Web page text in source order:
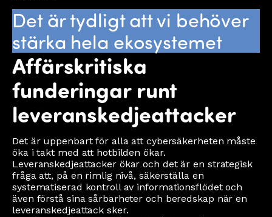
Det är tydligt att vi behöver
stärka hela ekosystemet
Affärskritiska
funderingar runt
leveranskedjeattacker
Det är uppenbart för alla att cybersäkerheten måste
öka i takt med att hotbilden ökar.
Leveranskedjeattacker ökar och det är en strategisk
fråga att, på en rimlig nivå, säkerställa en
systematiserad kontroll av informationsflödet och
även förstå sina sårbarheter och beredskap när en
leveranskedjeattack sker.